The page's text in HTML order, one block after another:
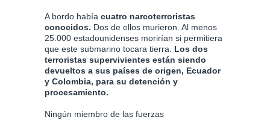
A bordo había cuatro narcoterroristas
conocidos. Dos de ellos murieron. Al menos
25.000 estadounidenses morirían si permitiera
que este submarino tocara tierra. Los dos
terroristas supervivientes están siendo
devueltos a sus países de origen, Ecuador
y Colombia, para su detención y
procesamiento.
Ningún miembro de las fuerzas